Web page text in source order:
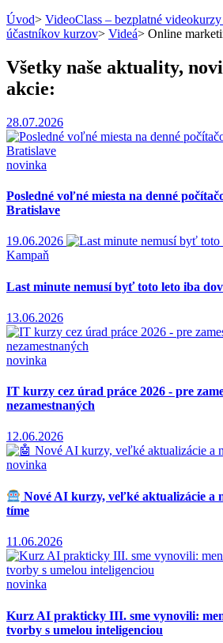
Úvod> VideoClass – bezplatné
účastníkov kurzov> Videá> Online
Všetky naše aktuality,
akcie:
28.07.2026
novinka
Posledné voľné miesta na denné
Bratislave
19.06.2026
Kampaň
Last minute nemusí byť toto leto iba
13.06.2026
novinka
IT kurzy cez úrad práce 2026 - pre
nezamestnaných
12.06.2026
novinka
Nové AI kurzy, veľké aktualizácie a
tíme
11.06.2026
novinka
Kurz AI prakticky III. sme vynovili:
tvorby s umelou inteligenciou